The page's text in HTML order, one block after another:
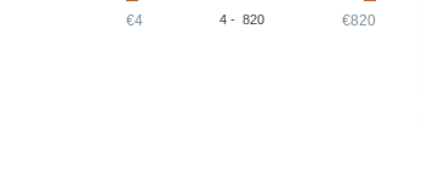
€4 €820
4 -820